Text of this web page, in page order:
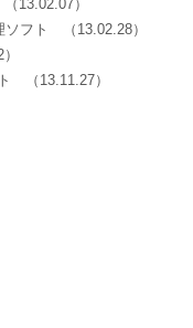
（13.02.07）
ソフト
（13.02.28）
（13.11.27）